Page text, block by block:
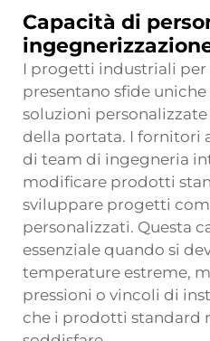
Capacità di
I progetti industriali per
presentano sfide
soluzioni
della portata. I fornitori
di team di ingegneria
modificare prodotti
sviluppare progetti
personalizzati. Questa
essenziale quando si
temperature estreme,
pressioni o vincoli di
che i prodotti standard